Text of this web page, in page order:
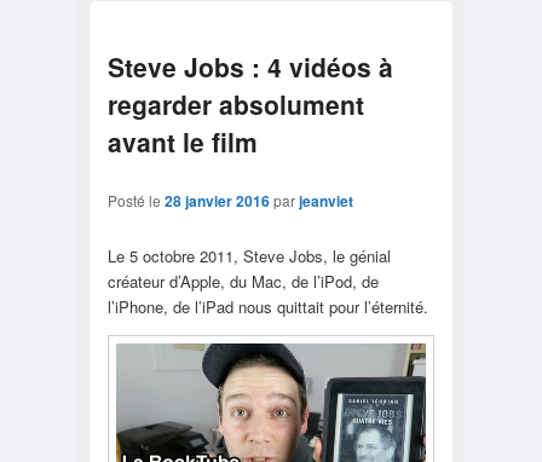
Steve Jobs : 4 vidéos à
regarder absolument
avant le film
Posté le 28 janvier 2016parjeanviet
Le 5 octobre 2011, Steve Jobs, le génial
créateur d’Apple, du Mac, de l’iPod, de
l’iPhone, de l’iPad nous quittait pour l’éternité.